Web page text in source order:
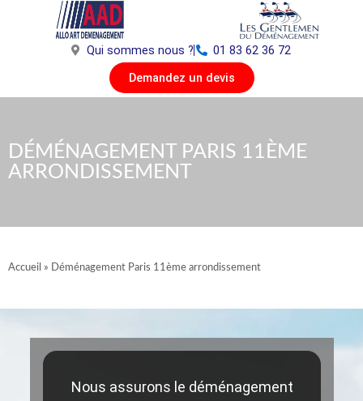
Qui sommes nous ?
01 83 62 36 72
Demandez un devis
DÉMÉNAGEMENT PARIS 11ÈME
ARRONDISSEMENT
Accueil » Déménagement Paris 11ème arrondissement
Nous assurons le déménagement